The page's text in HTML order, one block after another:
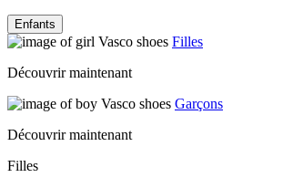
Enfants
Filles
Découvrir maintenant
Garçons
Découvrir maintenant
Filles